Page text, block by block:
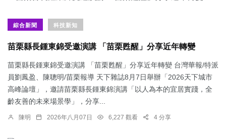
綜合新聞 科技新知
苗栗縣長鍾東錦受邀演講 「苗栗甦醒」分享近年轉變
苗栗縣長鍾東錦受邀演講 「苗栗甦醒」分享近年轉變 台灣華報/特派
員劉鳳盈、陳聰明/苗栗報導 天下雜誌8月7日舉辦「2026天下城市
高峰論壇」，邀請苗栗縣長鍾東錦演講「以人為本的宜居實踐，全
齡友善的未來場景學」，分享...
陳明 2026年八月07日 6,227 觀看 4 分享